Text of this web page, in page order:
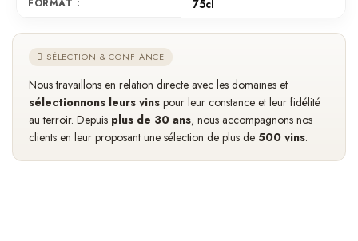
FORMAT : 75cl
SÉLECTION & CONFIANCE
Nous travaillons en relation directe avec les domaines et
sélectionnons leurs vins pour leur constance et leur fidélité
au terroir. Depuis plus de 30 ans, nous accompagnons nos
clients en leur proposant une sélection de plus de 500 vins.